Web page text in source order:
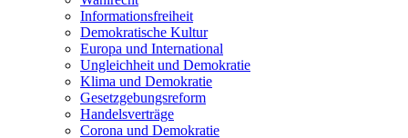
Informationsfreiheit
Demokratische Kultur
Europa und International
Ungleichheit und Demokratie
Klima und Demokratie
Gesetzgebungsreform
Handelsverträge
Corona und Demokratie